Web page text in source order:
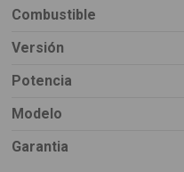
Combustible
Versión
Potencia
Modelo
Garantia